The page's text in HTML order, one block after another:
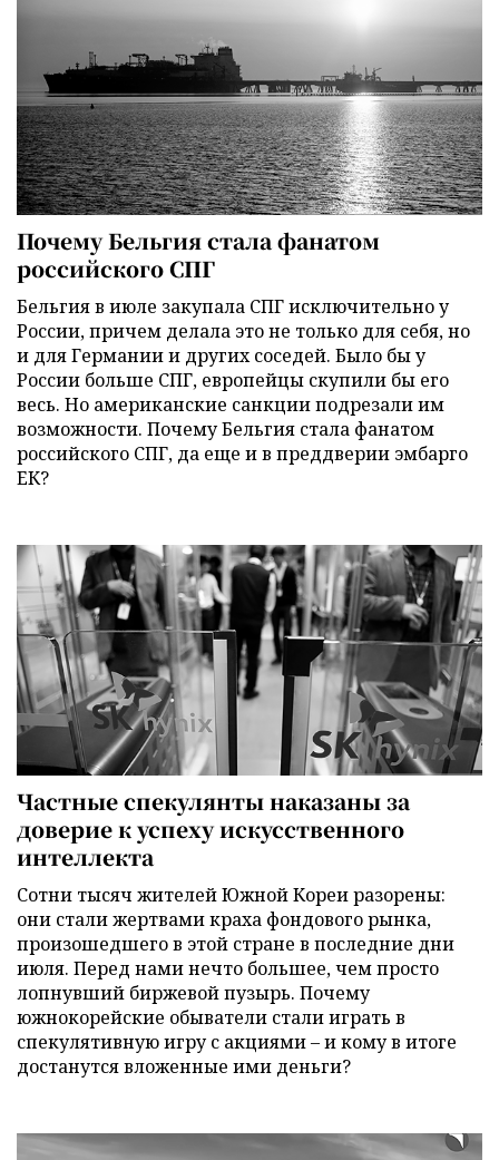
Почему Бельгия стала фанатом
российского СПГ
Бельгия в июле закупала СПГ исключительно у
России, причем делала это не только для себя, но
и для Германии и других соседей. Было бы у
России больше СПГ, европейцы скупили бы его
весь. Но американские санкции подрезали им
возможности. Почему Бельгия стала фанатом
российского СПГ, да еще и в преддверии эмбарго
ЕК?
Частные спекулянты наказаны за
доверие к успеху искусственного
интеллекта
Сотни тысяч жителей Южной Кореи разорены:
они стали жертвами краха фондового рынка,
произошедшего в этой стране в последние дни
июля. Перед нами нечто большее, чем просто
лопнувший биржевой пузырь. Почему
южнокорейские обыватели стали играть в
спекулятивную игру с акциями – и кому в итоге
достанутся вложенные ими деньги?